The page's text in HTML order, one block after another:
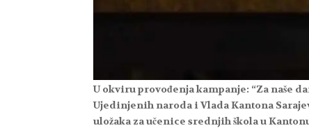
U okviru provođenja kampanje: “Za naše
Ujedinjenih naroda i Vlada Kantona
uložaka za učenice srednjih škola u